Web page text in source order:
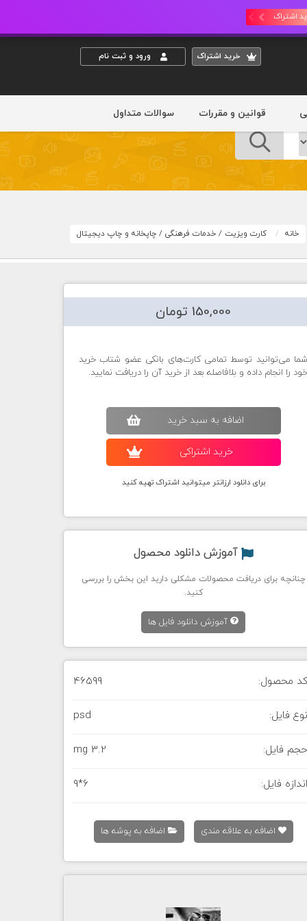
اشتراک
خريد اشتراک ورود و ثبت نام
قوانین و مقررات سوالات متداول
خانه کارت ویزیت / خدمات فرهنگی / چاپخانه و چاپ دیجیتال
150,000 تومان
شما می‌توانید توسط تمامی کارت‌های بانکی عضو شتاب خرید
خود را انجام داده و بلافاصله بعد از خرید آن را دریافت نمایید.
اضافه به سبد خريد
خريد اشتراکی
برای دانلود ارزانتر میتوانید اشتراک تهیه کنید
آموزش دانلود محصول
چنانچه برای دریافت محصولات مشکلی دارید این بخش را بررسی
کنید.
آموزش دانلود فایل ها
کد محصول: 46599
نوع فایل: psd
حجم فایل: 3.2 mg
اندازه فایل: 9*6
اضافه به علاقه مندی اضافه به پوشه ها